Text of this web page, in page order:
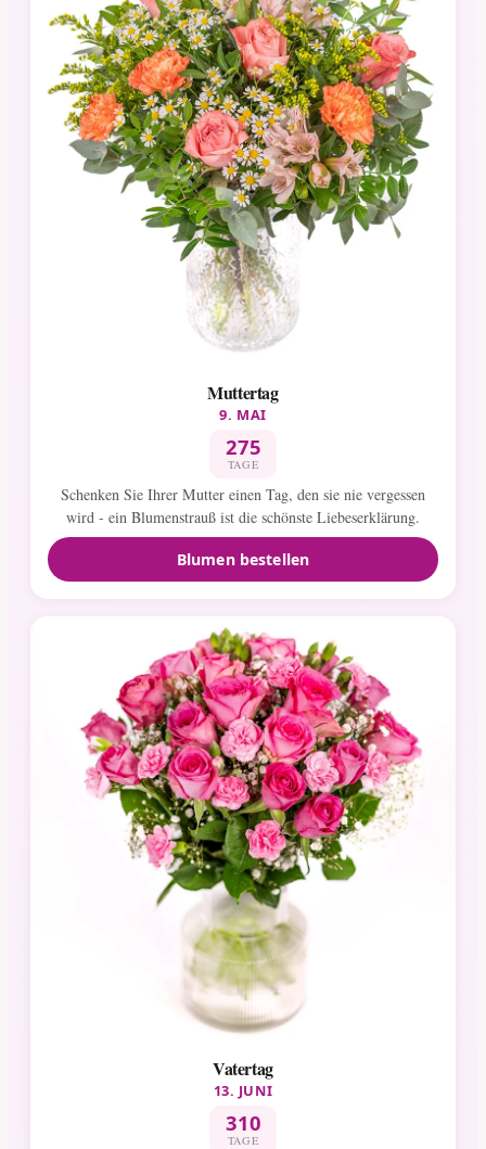
Muttertag
9. MAI
275
TAGE
Schenken Sie Ihrer Mutter einen Tag, den sie nie vergessen
wird - ein Blumenstrauß ist die schönste Liebeserklärung.
Blumen bestellen
Vatertag
13. JUNI
310
TAGE